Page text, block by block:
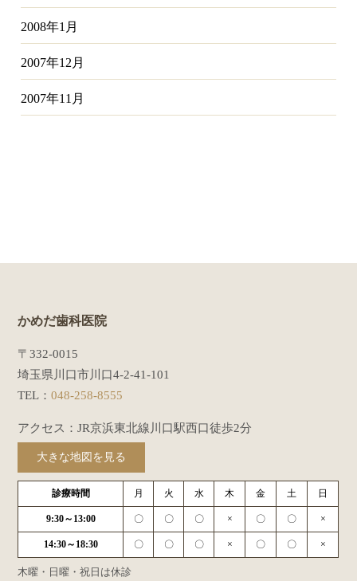
2008年1月
2007年12月
2007年11月
かめだ歯科医院
〒332-0015
埼玉県川口市川口4-2-41-101
TEL：048-258-8555
アクセス：JR京浜東北線川口駅西口徒歩2分
大きな地図を見る
診療時間 月 火 水 木 金 土 日
9:30～13:00 〇 〇 〇 × 〇 〇 ×
14:30～18:30 〇 〇 〇 × 〇 〇 ×
木曜・日曜・祝日は休診